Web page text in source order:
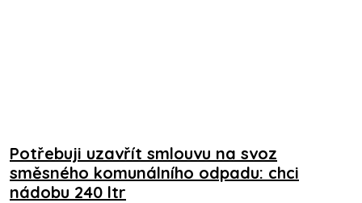
Potřebuji uzavřít smlouvu na svoz
směsného komunálního odpadu: chci
nádobu 240 ltr